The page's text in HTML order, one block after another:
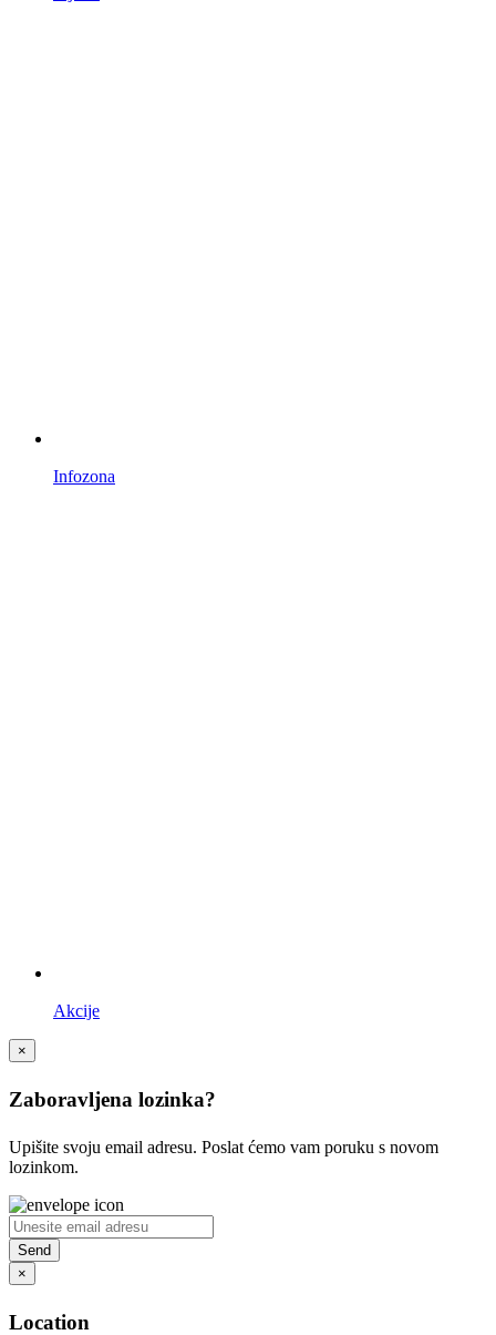
Infozona
Akcije
×
Zaboravljena lozinka?
Upišite svoju email adresu. Poslat ćemo vam poruku s novom
lozinkom.
×
Location